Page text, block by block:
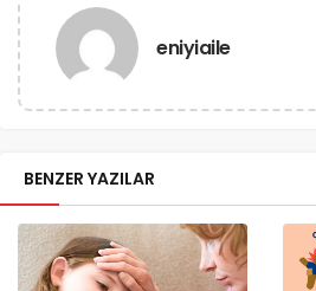
eniyiaile
BENZER YAZILAR